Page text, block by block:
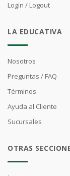
Login / Logout
LA EDUCATIVA
Nosotros
Preguntas / FAQ
Términos
Ayuda al Cliente
Sucursales
OTRAS